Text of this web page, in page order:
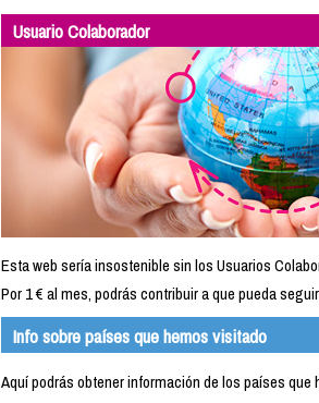
Usuario Colaborador
Esta web sería insostenible sin los Usuarios
Por 1 € al mes, podrás contribuir a que pueda
Info sobre países que hemos visitado
Aquí podrás obtener información de los países